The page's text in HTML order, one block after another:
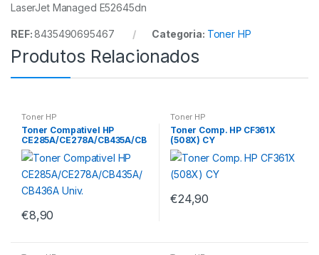
LaserJet Managed E52645dn
REF:8435490695467 Categoria: Toner HP
Produtos Relacionados
Toner HP
Toner Compativel HP
CE285A/CE278A/CB435A/CB
436A Univ.
€8,90
Toner HP
Toner Comp. HP CF361X
(508X) CY
€24,90